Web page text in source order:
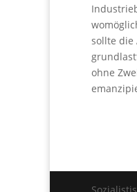
sollte die
ohne